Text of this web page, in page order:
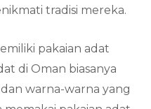
tradisi mereka.
pakaian adat
di Oman biasanya
warna-warna yang